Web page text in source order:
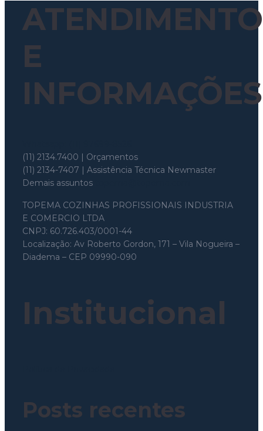
ATENDIMENTO
E
INFORMAÇÕES
(11) 2134.7400 | Orçamentos
(11) 2134-7407 | Assistência Técnica Newmaster
Demais assuntos
TOPEMA COZINHAS PROFISSIONAIS INDUSTRIA
E COMERCIO LTDA
CNPJ: 60.726.403/0001-44
Localização: Av Roberto Gordon, 171 – Vila Nogueira –
Diadema – CEP 09990-090
Institucional
Posts recentes